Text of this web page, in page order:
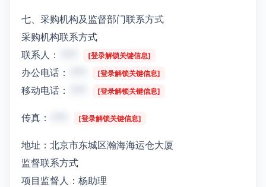
七、采购机构及监督部门联系方式
采购机构联系方式
联系人：
[登录解锁关键信息]
办公电话： [登录解锁关键信息]
移动电话： [登录解锁关键信息]
传真： [登录解锁关键信息]
地址：北京市东城区瀚海海运仓大厦
监督联系方式
项目监督人：杨助理